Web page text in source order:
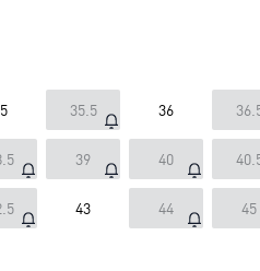
35.5 36
39 40
43 44 45